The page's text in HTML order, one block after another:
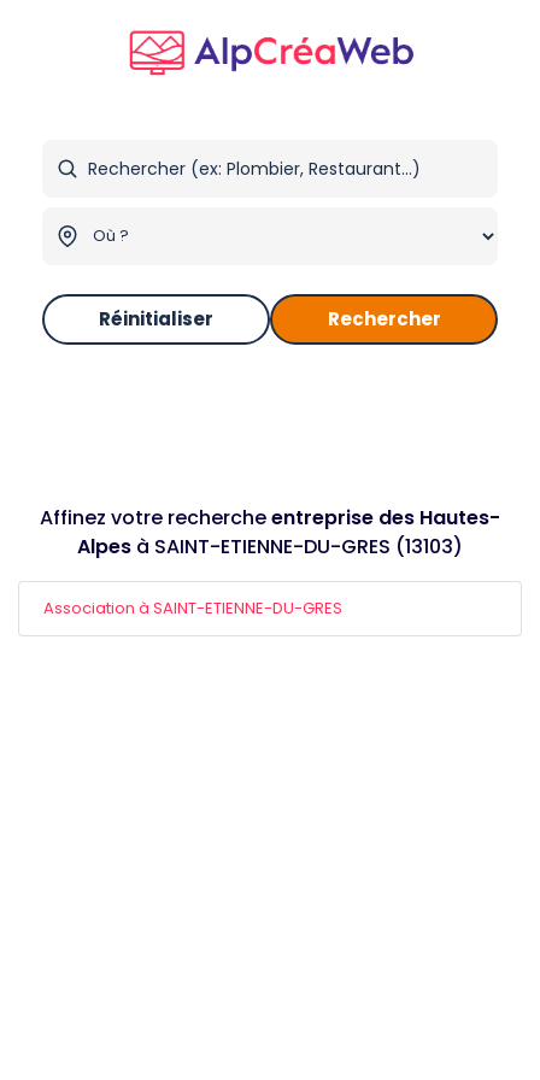
Réinitialiser Rechercher
Affinez votre rechercheentreprise des Hautes-
Alpes à SAINT-ETIENNE-DU-GRES (13103)
Association à SAINT-ETIENNE-DU-GRES